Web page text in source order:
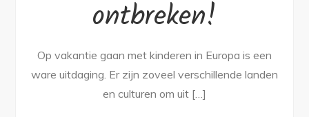
ontbreken!
Op vakantie gaan met kinderen in Europa is een
ware uitdaging. Er zijn zoveel verschillende landen
en culturen om uit […]